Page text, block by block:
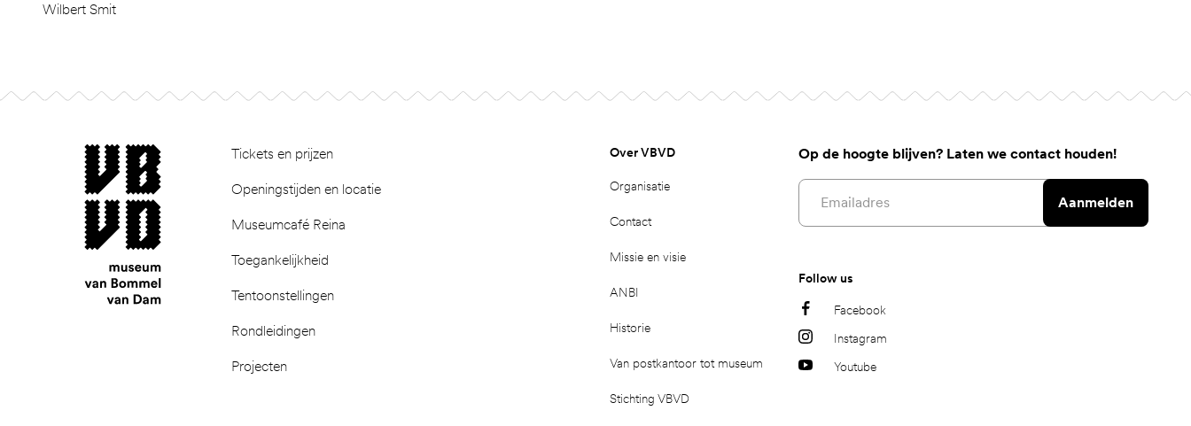
Wilbert Smit
Tickets en prijzen
Openingstijden en locatie
Museumcafé Reina
Toegankelijkheid
Tentoonstellingen
Rondleidingen
Projecten
museum van Bommel van Dam Over VBVD
Organisatie
Contact
Missie en visie
ANBI
Historie
Van postkantoor tot museum
Stichting VBVD
Op de hoogte blijven? Laten we contact houden!
Email address
Aanmelden
Follow us
Facebook
Instagram
Youtube